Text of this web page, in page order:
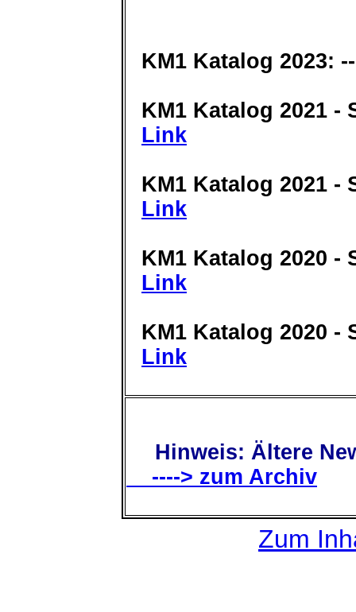
KM1 Katalog
KM1 Katalog 2021
Link
KM1 Katalog 2021
Link
KM1 Katalog 2020
Link
KM1 Katalog 2020
Link
Hinweis: Ältere
----> zum Archiv
Zum